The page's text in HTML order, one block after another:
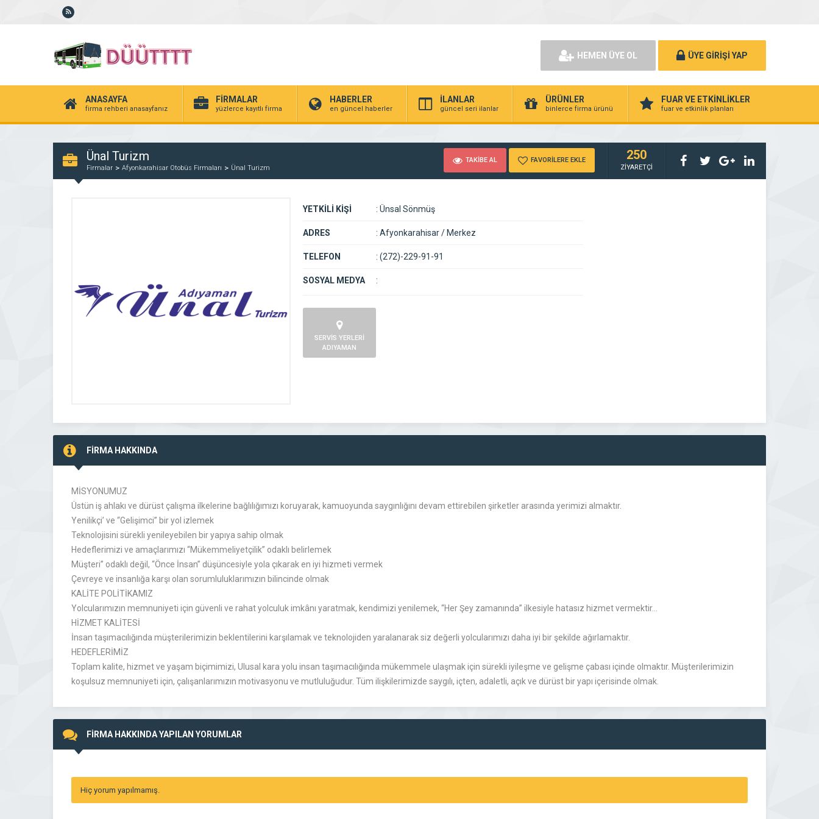
HEMEN ÜYE OL ÜYE GİRİŞİ YAP
ANASAYFA
firma rehberi anasayfanız
FİRMALAR
yüzlerce kayıtlı firma
HABERLER
en güncel haberler
İLANLAR
güncel seri ilanlar
ÜRÜNLER
binlerce firma ürünü
FUAR VE ETKİNLİKLER
fuar ve etkinlik planları
Ünal Turizm
Firmalar Afyonkarahisar Otobüs Firmaları Ünal Turizm
TAKİBE AL FAVORİLERE EKLE 250
ZİYARETÇİ
YETKİLİ KİŞİ : Ünsal Sönmüş
ADRES : Afyonkarahisar / Merkez
TELEFON : (272)-229-91-91
SOSYAL MEDYA :
SERVİS YERLERİ
ADIYAMAN
FİRMA HAKKINDA
MİSYONUMUZ
Üstün iş ahlakı ve dürüst çalışma ilkelerine bağlılığımızı koruyarak, kamuoyunda saygınlığını devam ettirebilen şirketler arasında yerimizi almaktır.
Yenilikçi’ ve “Gelişimci” bir yol izlemek
Teknolojisini sürekli yenileyebilen bir yapıya sahip olmak
Hedeflerimizi ve amaçlarımızı “Mükemmeliyetçilik” odaklı belirlemek
Müşteri” odaklı değil, “Önce İnsan” düşüncesiyle yola çıkarak en iyi hizmeti vermek
Çevreye ve insanlığa karşı olan sorumluluklarımızın bilincinde olmak
KALİTE POLİTİKAMIZ
Yolcularımızın memnuniyeti için güvenli ve rahat yolculuk imkânı yaratmak, kendimizi yenilemek, “Her Şey zamanında” ilkesiyle hatasız hizmet vermektir…
HİZMET KALİTESİ
İnsan taşımacılığında müşterilerimizin beklentilerini karşılamak ve teknolojiden yaralanarak siz değerli yolcularımızı daha iyi bir şekilde ağırlamaktır.
HEDEFLERİMİZ
Toplam kalite, hizmet ve yaşam biçimimizi, Ulusal kara yolu insan taşımacılığında mükemmele ulaşmak için sürekli iyileşme ve gelişme çabası içinde olmaktır. Müşterilerimizin
koşulsuz memnuniyeti için, çalışanlarımızın motivasyonu ve mutluluğudur. Tüm ilişkilerimizde saygılı, içten, adaletli, açık ve dürüst bir yapı içerisinde olmak.
FİRMA HAKKINDA YAPILAN YORUMLAR
Hiç yorum yapılmamış.